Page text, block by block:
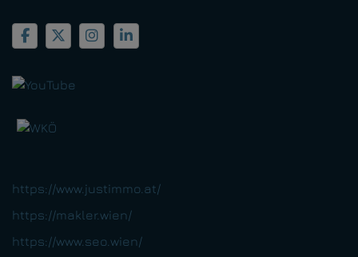
https://www.justimmo.at/
https://makler.wien/
https://www.seo.wien/